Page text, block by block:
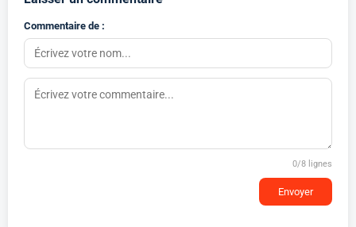
Commentaire de :
0/8 lignes
Envoyer